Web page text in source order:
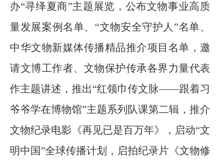
办“寻绎夏商”主题展览，公布文物事业高质
量发展案例名单、“文物安全守护人”名单、
中华文物新媒体传播精品推介项目名单，邀
请文博工作者、文物保护传承各界力量代表
作主题讲述，推出“红领巾传文脉——跟着习
爷爷学在博物馆”主题系列队课第二辑，推介
文物纪录电影《再见已是百万年》，启动“文
明中国”全球传播计划，启拍纪录片《文物修